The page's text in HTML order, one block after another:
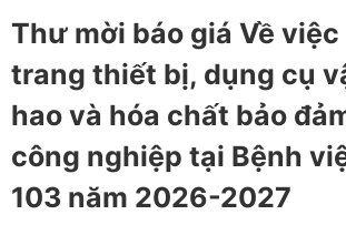
Thư mời báo giá Về việc
trang thiết bị, dụng cụ
hao và hóa chất bảo
công nghiệp tại Bệnh
103 năm 2026-2027